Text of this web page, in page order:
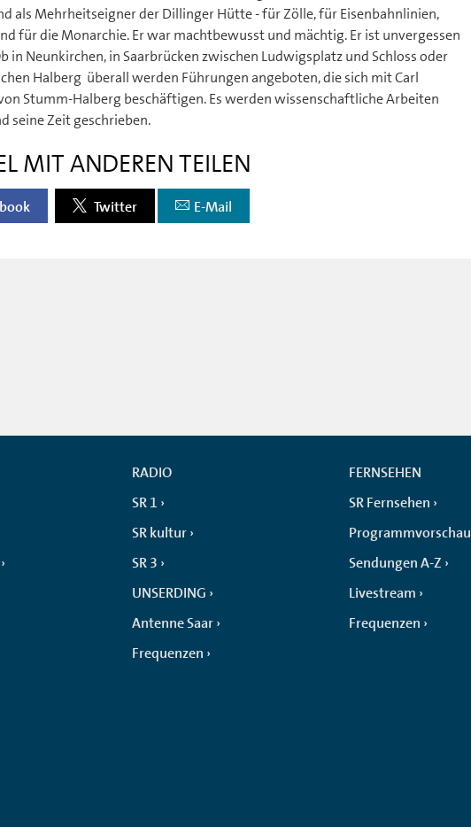
als Mehrheitseigner der Dillinger Hütte - für Zölle, für Eisenbahnlinien,
für die Monarchie. Er war machtbewusst und mächtig. Er ist unvergessen
in Neunkirchen, in Saarbrücken zwischen Ludwigsplatz und Schloss oder
Halberg  überall werden Führungen angeboten, die sich mit Carl
Stumm-Halberg beschäftigen. Es werden wissenschaftliche Arbeiten
seine Zeit geschrieben.
MIT ANDEREN TEILEN
Twitter E-Mail
RADIO
SR 1
SR kultur
SR 3
UNSERDING
Antenne Saar
Frequenzen
FERNSEHEN
SR Fernsehen
Programmvorschau
Sendungen A-Z
Livestream
Frequenzen